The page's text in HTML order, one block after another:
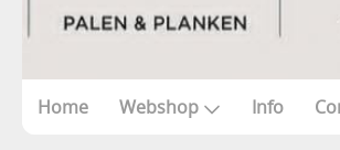
Home Webshop Info